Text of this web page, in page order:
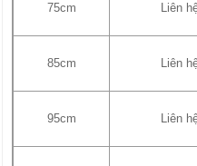
75cm Liên
85cm Liên
95cm Liên